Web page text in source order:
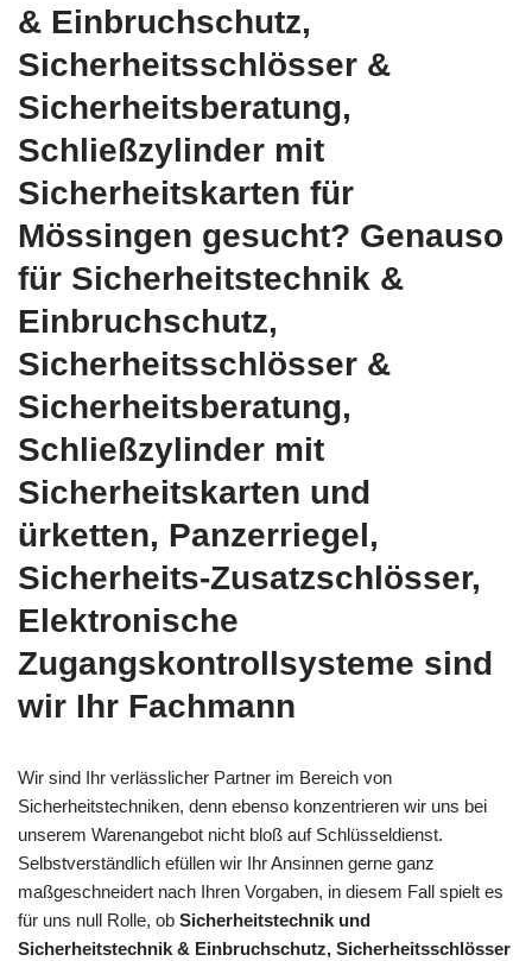
& Einbruchschutz,
Sicherheitsschlösser &
Sicherheitsberatung,
Schließzylinder mit
Sicherheitskarten für
Mössingen gesucht? Genauso
für Sicherheitstechnik &
Einbruchschutz,
Sicherheitsschlösser &
Sicherheitsberatung,
Schließzylinder mit
Sicherheitskarten und
ürketten, Panzerriegel,
Sicherheits-Zusatzschlösser,
Elektronische
Zugangskontrollsysteme sind
wir Ihr Fachmann
Wir sind Ihr verlässlicher Partner im Bereich von
Sicherheitstechniken, denn ebenso konzentrieren wir uns bei
unserem Warenangebot nicht bloß auf Schlüsseldienst.
Selbstverständlich efüllen wir Ihr Ansinnen gerne ganz
maßgeschneidert nach Ihren Vorgaben, in diesem Fall spielt es
für uns null Rolle, ob Sicherheitstechnik und
Sicherheitstechnik & Einbruchschutz, Sicherheitsschlösser